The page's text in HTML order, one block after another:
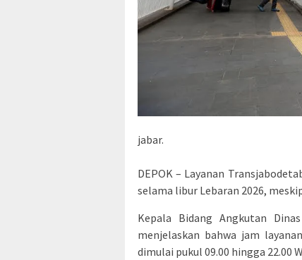
jabar.
DEPOK – Layanan
selama libur Lebaran 2026,
Kepala Bidang Angkutan
menjelaskan bahwa jam
dimulai pukul 09.00 hingga 22.00